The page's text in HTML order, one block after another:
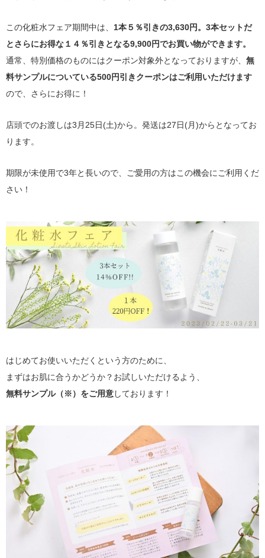
この化粧水フェア期間中は、 1本５％引きの3,630円。3本セットだ
とさらにお得な１４％引きとなる9,900円でお買い物ができます。
通常、特別価格のものにはクーポン対象外となっておりますが、 無
料サンプルについている500円引きクーポンはご利用いただけます
ので、さらにお得に！
店頭でのお渡しは3月25日(土)から。発送は27日(月)からとなってお
ります。
期限が未使用で3年と長いので、ご愛用の方はこの機会にご利用くだ
さい！
はじめてお使いいただくという方のために、
まずはお肌に合うかどうか？お試しいただけるよう、
無料サンプル（※）をご用意しております！